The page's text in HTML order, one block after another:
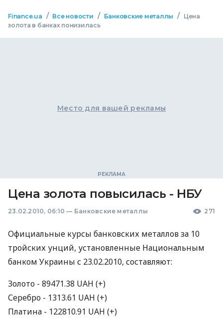
Finance.ua / Все новости / Банковские металлы /
Цена
золота в банках понизилась
Место для вашей рекламы
Цена золота повысилась - НБУ
23.02.2010, 06:10 — Банковские металлы 271
Официальные курсы банковских металлов за 10
тройских унций, установленные Национальным
банком Украины с 23.02.2010, составляют:
Золото - 89471.38 UAH (+)
Серебро - 1313.61 UAH (+)
Платина - 122810.91 UAH (+)